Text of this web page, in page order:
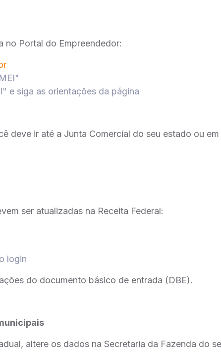
no Portal do Empreendedor:
e siga as orientações da página
deve ir até a Junta Comercial do seu estado ou
ser atualizadas na Receita Federal:
login
do documento básico de entrada (DBE).
altere os dados na Secretaria da Fazenda do